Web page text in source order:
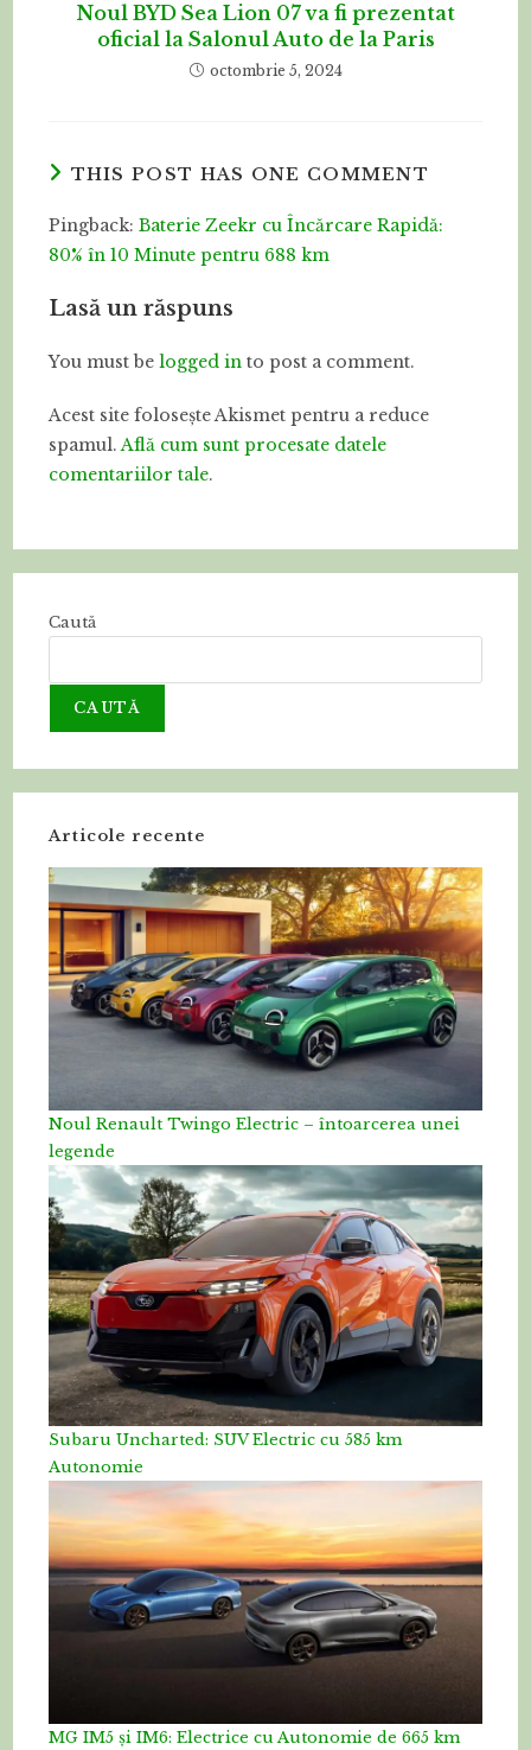
Noul BYD Sea Lion 07 va fi prezentat
oficial la Salonul Auto de la Paris
octombrie 5, 2024
THIS POST HAS ONE COMMENT
Pingback:Baterie Zeekr cu Încărcare Rapidă:
80% în 10 Minute pentru 688 km
Lasă un răspuns
You must belogged in to post a comment.
Acest site folosește Akismet pentru a reduce
spamul. Află cum sunt procesate datele
comentariilor tale.
Caută
CAUTĂ
Articole recente
Noul Renault Twingo Electric – întoarcerea unei
legende
Subaru Uncharted: SUV Electric cu 585 km
Autonomie
MG IM5 și IM6: Electrice cu Autonomie de 665 km